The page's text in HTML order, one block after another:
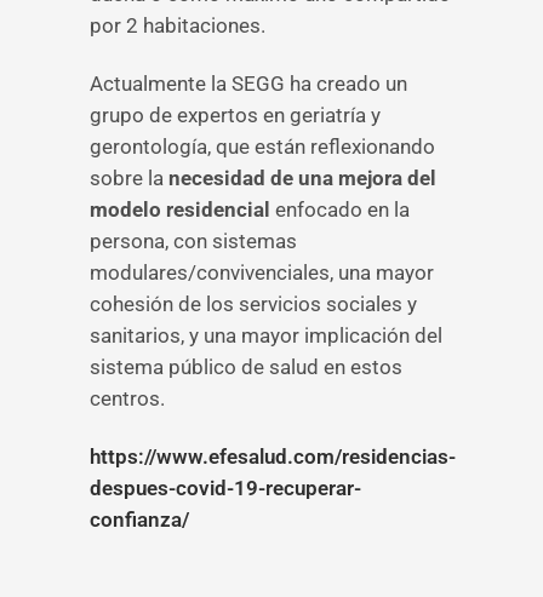
por 2 habitaciones.
Actualmente la SEGG ha creado un
grupo de expertos en geriatría y
gerontología, que están reflexionando
sobre la necesidad de una mejora del
modelo residencial enfocado en la
persona, con sistemas
modulares/convivenciales, una mayor
cohesión de los servicios sociales y
sanitarios, y una mayor implicación del
sistema público de salud en estos
centros.
https://www.efesalud.com/residencias-
despues-covid-19-recuperar-
confianza/